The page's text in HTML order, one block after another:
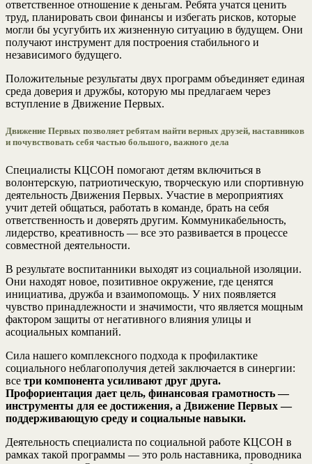
ответственное отношение к деньгам. Ребята учатся ценить
труд, планировать свои финансы и избегать рисков, которые
могли бы усугубить их жизненную ситуацию в будущем. Они
получают инструмент для построения стабильного и
независимого будущего.
Положительные результаты двух программ объединяет единая
среда доверия и дружбы, которую мы предлагаем через
вступление в Движение Первых.
Движение Первых позволяет ребятам найти верных друзей, наставников
и почувствовать себя частью большого, важного дела
Специалисты КЦСОН помогают детям включиться в
волонтерскую, патриотическую, творческую или спортивную
деятельность Движения Первых. Участие в мероприятиях
учит детей общаться, работать в команде, брать на себя
ответственность и доверять другим. Коммуникабельность,
лидерство, креативность — все это развивается в процессе
совместной деятельности.
В результате воспитанники выходят из социальной изоляции.
Они находят новое, позитивное окружение, где ценятся
инициатива, дружба и взаимопомощь. У них появляется
чувство принадлежности и значимости, что является мощным
фактором защиты от негативного влияния улицы и
асоциальных компаний.
Сила нашего комплексного подхода к профилактике
социального неблагополучия детей заключается в синергии:
все три компонента усиливают друг друга.
Профориентация дает цель, финансовая грамотность —
инструменты для ее достижения, а Движение Первых —
поддерживающую среду и социальные навыки.
Деятельность специалиста по социальной работе КЦСОН в
рамках такой программы — это роль наставника, проводника